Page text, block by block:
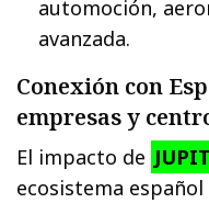
automoción,
avanzada.
Conexión con
empresas y
El impacto de
ecosistema